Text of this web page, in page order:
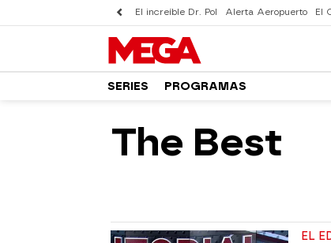
El increíble Dr. Pol Alerta Aeropuerto El
SERIES PROGRAMAS
The Best
EL